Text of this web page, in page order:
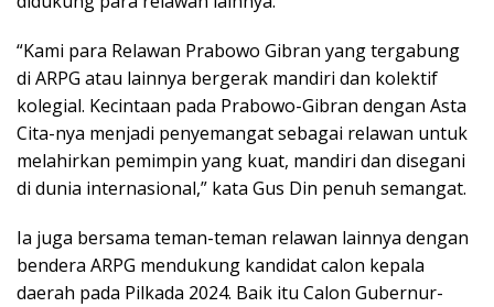
“Kami para Relawan Prabowo Gibran yang tergabung
di ARPG atau lainnya bergerak mandiri dan kolektif
kolegial. Kecintaan pada Prabowo-Gibran dengan Asta
Cita-nya menjadi penyemangat sebagai relawan untuk
melahirkan pemimpin yang kuat, mandiri dan disegani
di dunia internasional,” kata Gus Din penuh semangat.
Ia juga bersama teman-teman relawan lainnya dengan
bendera ARPG mendukung kandidat calon kepala
daerah pada Pilkada 2024. Baik itu Calon Gubernur-